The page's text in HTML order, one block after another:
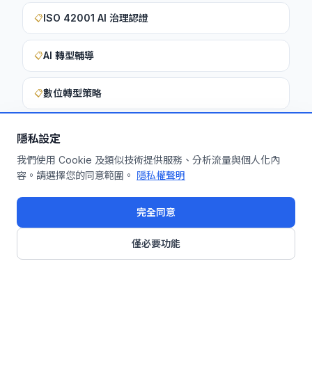
隱私設定
我們使用 Cookie 及類似技術提供服務、分析流量與個人化內
容。請選擇您的同意範圍。 隱私權聲明
完全同意
僅必要功能
📋ISO 42001 AI 治理認證
📋AI 轉型輔導
📋數位轉型策略
想深入了解如何將此洞察應用於您的企
業？
申請免費機制診斷